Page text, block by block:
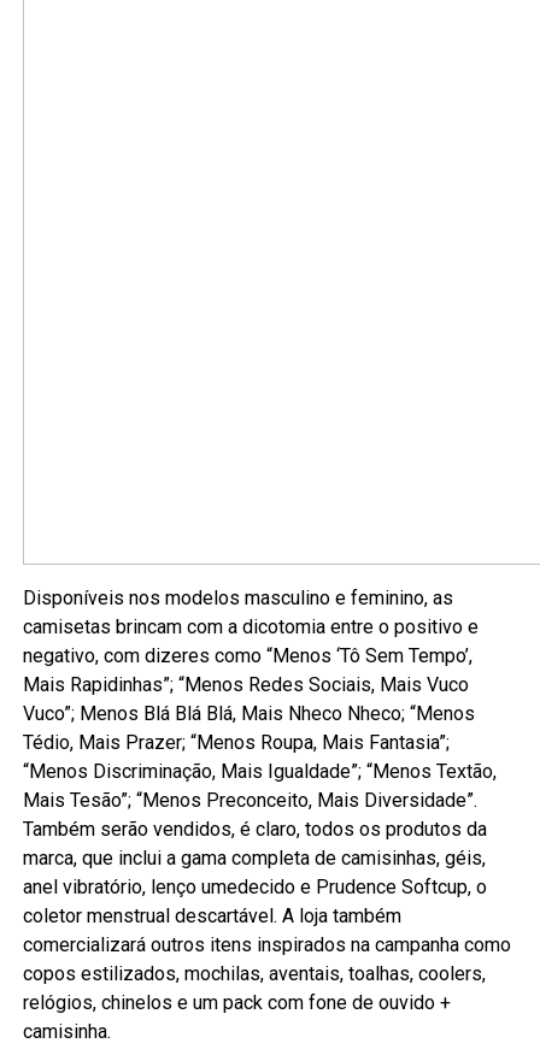
Disponíveis nos modelos masculino e feminino, as
camisetas brincam com a dicotomia entre o positivo e
negativo, com dizeres como “Menos ‘Tô Sem Tempo’,
Mais Rapidinhas”; “Menos Redes Sociais, Mais Vuco
Vuco”; Menos Blá Blá Blá, Mais Nheco Nheco; “Menos
Tédio, Mais Prazer; “Menos Roupa, Mais Fantasia”;
“Menos Discriminação, Mais Igualdade”; “Menos Textão,
Mais Tesão”; “Menos Preconceito, Mais Diversidade”.
Também serão vendidos, é claro, todos os produtos da
marca, que inclui a gama completa de camisinhas, géis,
anel vibratório, lenço umedecido e Prudence Softcup, o
coletor menstrual descartável. A loja também
comercializará outros itens inspirados na campanha como
copos estilizados, mochilas, aventais, toalhas, coolers,
relógios, chinelos e um pack com fone de ouvido +
camisinha.